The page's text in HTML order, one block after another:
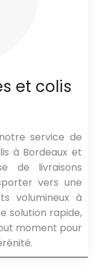
et colis
service de
à Bordeaux et
de livraisons
vers une
volumineux à
solution rapide,
moment pour